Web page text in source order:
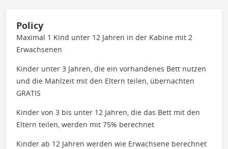
Policy
Maximal 1 Kind unter 12 Jahren in der Kabine mit 2
Erwachsenen
Kinder unter 3 Jahren, die ein vorhandenes Bett nutzen
und die Mahlzeit mit den Eltern teilen, übernachten
GRATIS
Kinder von 3 bis unter 12 Jahren, die das Bett mit den
Eltern teilen, werden mit 75% berechnet
Kinder ab 12 Jahren werden wie Erwachsene berechnet